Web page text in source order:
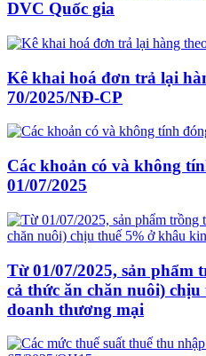
DVC Quốc gia
Kê khai hoá đơn trả lại
70/2025/NĐ-CP
Các khoản có và không
01/07/2025
Từ 01/07/2025, sản phẩm
cả thức ăn chăn nuôi)
doanh thương mại